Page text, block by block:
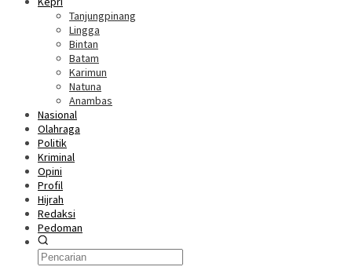
Tanjungpinang
Lingga
Bintan
Batam
Karimun
Natuna
Anambas
Nasional
Olahraga
Politik
Kriminal
Opini
Profil
Hijrah
Redaksi
Pedoman